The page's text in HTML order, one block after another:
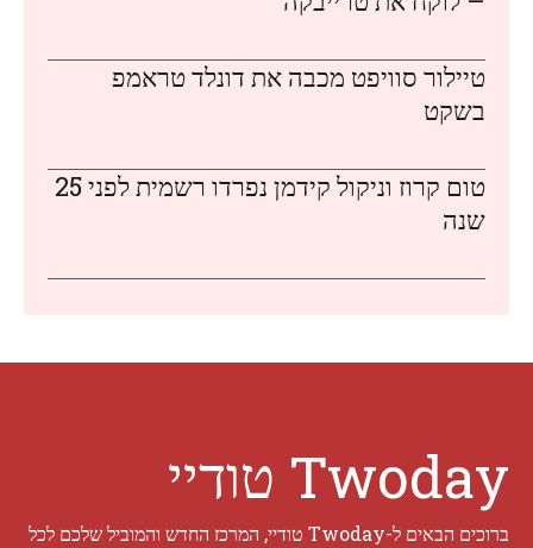
טיילור סוויפט מכבה את דונלד טראמפ
בשקט
טום קרוז וניקול קידמן נפרדו רשמית לפני 25
שנה
Twoday טודיי
ברוכים הבאים ל-Twoday טודיי, המרכז החדש והמוביל שלכם לכל